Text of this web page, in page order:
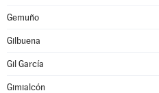
Gemuño
Gilbuena
Gil García
Gimialcón